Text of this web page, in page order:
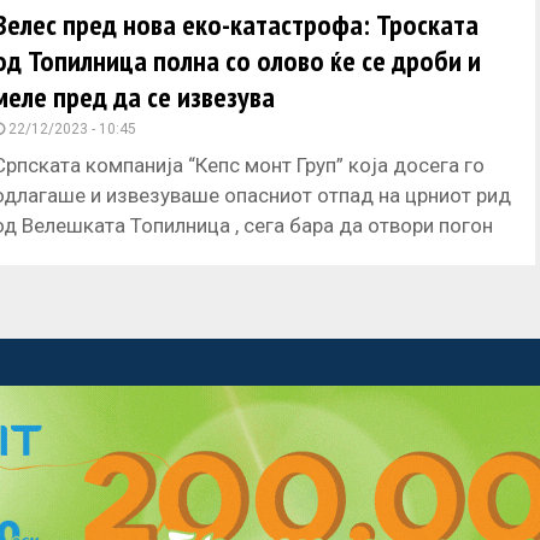
пред нова еко-катастрофа: Троската
Топилница полна со олово ќе се дроби и
пред да се извезува
22/12/2023 - 10:45
компанија “Кепс монт Груп” која досега го
и извезуваше опасниот отпад на црниот рид
Велешката Топилница , сега бара да отвори погон
Twitter Instagram Youtube